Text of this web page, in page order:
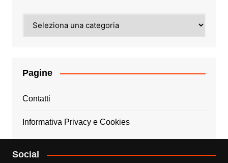
Pagine
Contatti
Informativa Privacy e Cookies
Social